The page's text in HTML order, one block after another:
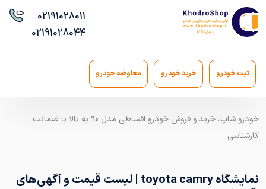
02191028011
02191028044
ثبت خودرو خرید خودرو معاوضه خودرو
خودرو شاپ، خرید و فروش خودرو اقساطی مدل ۹۰ به بالا با ضمانت
کارشناسی
نمایشگاه toyota camry | لیست قیمت و آگهی‌های